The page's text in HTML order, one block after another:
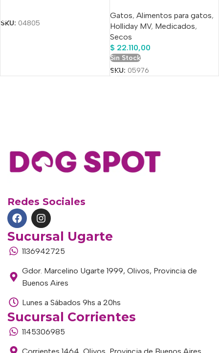
SKU: 04805
Gatos, Alimentos para gatos,
Holliday MV, Medicados,
Secos
$ 22.110,00
Sin Stock
SKU: 05976
Redes Sociales
Sucursal Ugarte
1136942725
Gdor. Marcelino Ugarte 1999, Olivos, Provincia de
Buenos Aires
Lunes a Sábados 9hs a 20hs
Sucursal Corrientes
1145306985
Corrientes 1464, Olivos, Provincia de Buenos Aires